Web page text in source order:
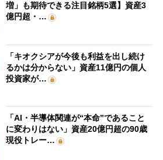
増」も期待できる注目銘柄5選】資産3
億円超・…
「キオクシアが今後も利益を出し続け
るかは分からない」資産11億円の個人
投資家が…
「AI・半導体関連が“本命”であること
に変わりはない」資産20億円超の90歳
現役トレー…